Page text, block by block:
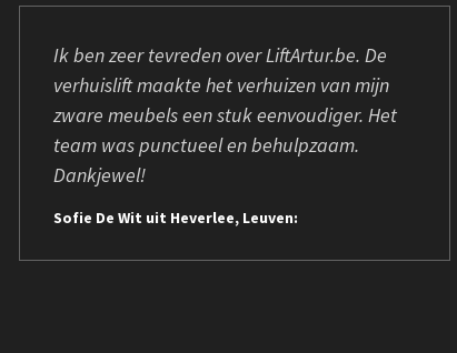
Ik ben zeer tevreden over LiftArtur.be. De
verhuislift maakte het verhuizen van mijn
zware meubels een stuk eenvoudiger. Het
team was punctueel en behulpzaam.
Dankjewel!
Sofie De Wit uit Heverlee, Leuven: